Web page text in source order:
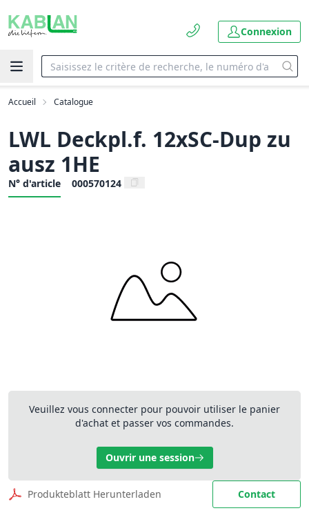
Connexion
Accueil Catalogue
LWL Deckpl.f. 12xSC-Dup zu
ausz 1HE
N° d'article 000570124
Veuillez vous connecter pour pouvoir utiliser le panier
d'achat et passer vos commandes.
Ouvrir une session
Produkteblatt Herunterladen Contact